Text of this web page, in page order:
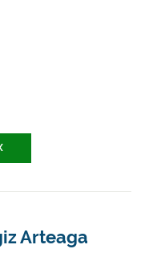
Arteaga